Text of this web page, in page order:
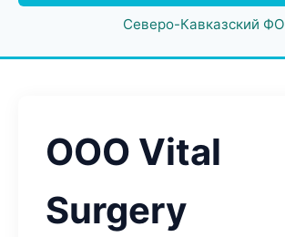
Северо-Кавказский ФО
ООО Vital
Surgery